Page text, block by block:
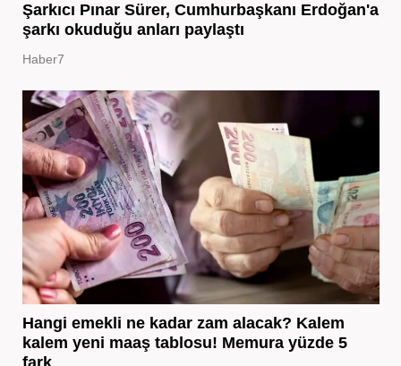
Şarkıcı Pınar Sürer, Cumhurbaşkanı Erdoğan'a
şarkı okuduğu anları paylaştı
Haber7
Hangi emekli ne kadar zam alacak? Kalem
kalem yeni maaş tablosu! Memura yüzde 5